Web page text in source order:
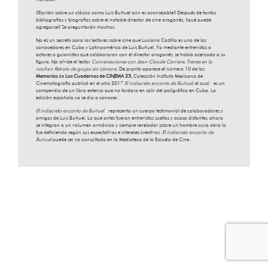
¿Escribir sobre un clásico como Luis Buñuel aún es aconsejable? Después de tantas
bibliografías y biografías sobre el notable director de cine aragonés, ¿qué puede
agregarse? Se preguntarán muchos.
No es un secreto para los lectores sobre cine que Luciano Castillo es uno de los
conocedores en Cuba y Latinoamérica de Luis Buñuel. Ya mediante entrevistas a
actores o guionistas que colaboraron con el director aragonés, se había acercado a su
figura. No olvide el lector Conversaciones con Jean-Claude Carriere, Trenes en la
nochey Retrato de grupo sin cámara. De prpnto aparece el número 10 de las
Memoriasde Los Cuadernos de CINEMA 23, Colección Instituto Mexicano de
Cinematografía publicó en el año 2017 El indiscreto encanto de Buñuel, el cual es un
compendio de un libro extenso que no tardara en salir del poligráfico en Cuba. La
edición española ya se dio a conocer.
El indiscreto encanto de Buñuelrepresenta un cuerpo testimonial de colaboradores y
amigos de Luis Buñuel. Lo que antes fueron entrevistas sueltas y acaso distantes, ahora
se integran a un volumen armónico y siempre revelador sobre un hombre cuya obra lo
fue definiendo según sus expectativas e intereses creativos. El indiscreto encanto de
Buñuelpuede ser ya consultado en la Mediateca de la Escuela de Cine.